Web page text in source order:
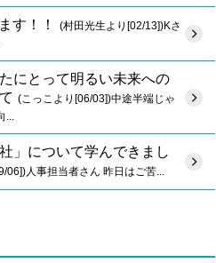
す！！
(村田光生より[02/13])Kさ
にとって明るい未来への
(こっこより[06/03])中途半端じゃ
...
」について学んできまし
06])人事担当者さん 昨日はご苦...